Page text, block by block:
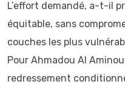
L’effort demandé, a-t-il
équitable, sans
couches les plus
Pour Ahmadou Al
redressement